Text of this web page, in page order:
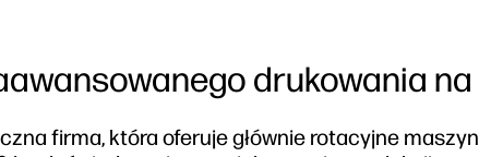
drukowania
firma, która oferuje głównie rotacyjne